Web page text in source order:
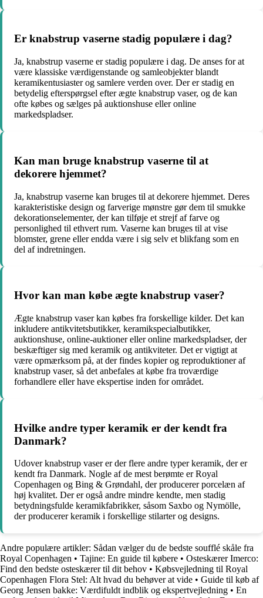
Er knabstrup vaserne stadig populære i dag?
Ja, knabstrup vaserne er stadig populære i dag. De anses for at
være klassiske værdigenstande og samleobjekter blandt
keramikentusiaster og samlere verden over. Der er stadig en
betydelig efterspørgsel efter ægte knabstrup vaser, og de kan
ofte købes og sælges på auktionshuse eller online
markedspladser.
Kan man bruge knabstrup vaserne til at
dekorere hjemmet?
Ja, knabstrup vaserne kan bruges til at dekorere hjemmet. Deres
karakteristiske design og farverige mønstre gør dem til smukke
dekorationselementer, der kan tilføje et strejf af farve og
personlighed til ethvert rum. Vaserne kan bruges til at vise
blomster, grene eller endda være i sig selv et blikfang som en
del af indretningen.
Hvor kan man købe ægte knabstrup vaser?
Ægte knabstrup vaser kan købes fra forskellige kilder. Det kan
inkludere antikvitetsbutikker, keramikspecialbutikker,
auktionshuse, online-auktioner eller online markedspladser, der
beskæftiger sig med keramik og antikviteter. Det er vigtigt at
være opmærksom på, at der findes kopier og reproduktioner af
knabstrup vaser, så det anbefales at købe fra troværdige
forhandlere eller have ekspertise inden for området.
Hvilke andre typer keramik er der kendt fra
Danmark?
Udover knabstrup vaser er der flere andre typer keramik, der er
kendt fra Danmark. Nogle af de mest berømte er Royal
Copenhagen og Bing & Grøndahl, der producerer porcelæn af
høj kvalitet. Der er også andre mindre kendte, men stadig
betydningsfulde keramikfabrikker, såsom Saxbo og Nymölle,
der producerer keramik i forskellige stilarter og designs.
Andre populære artikler: Sådan vælger du de bedste soufflé skåle fra
Royal Copenhagen • Tajine: En guide til købere • Osteskærer Imerco:
Find den bedste osteskærer til dit behov • Købsvejledning til Royal
Copenhagen Flora Stel: Alt hvad du behøver at vide • Guide til køb af
Georg Jensen bakke: Værdifuldt indblik og ekspertvejledning • En